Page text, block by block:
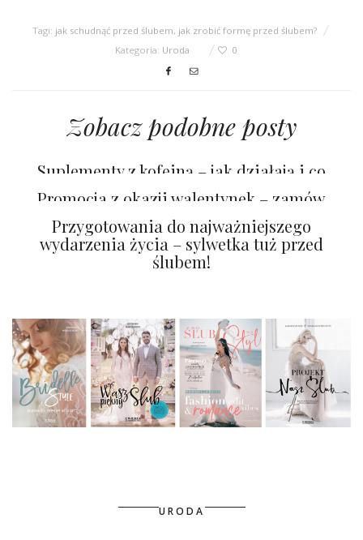
Tagi: jak schudnąć przed ślubem, jak zrobić formę przed ślubem?
Kategoria: Uroda 0
Zobacz podobne posty
Suplementy z kofeiną – jak działają i co
dają
Promocja z okazji walentynek – zamów
tanio dietę pudełkową
Przygotowania do najważniejszego
wydarzenia życia – sylwetka tuż przed
ślubem!
URODA